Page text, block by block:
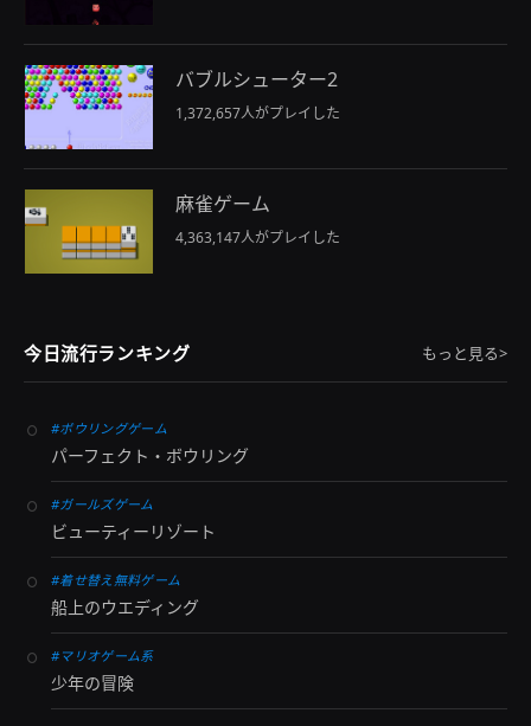
バブルシューター2
1,372,657人がプレイした
麻雀ゲーム
4,363,147人がプレイした
今日流行ランキング もっと見る>
#ボウリングゲーム
パーフェクト・ボウリング
#ガールズゲーム
ビューティーリゾート
#着せ替え無料ゲーム
船上のウエディング
#マリオゲーム系
少年の冒険